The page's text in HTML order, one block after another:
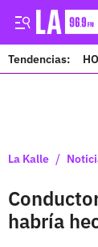
Tendencias:
La Kalle /
habría